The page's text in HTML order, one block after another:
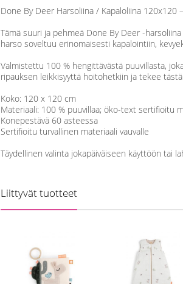
Done By Deer Harsoliina / Kapaloliina 120x120
Tämä suuri ja pehmeä Done By Deer -
harso soveltuu erinomaisesti kapalointiin,
Valmistettu 100 % hengittävästä puuvillasta,
ripauksen leikkisyyttä hoitohetkiin ja tekee
Koko: 120 x 120 cm
Materiaali: 100 % puuvillaa; öko-text sertifioitu
Konepestävä 60 asteessa
Sertifioitu turvallinen materiaali vauvalle
Täydellinen valinta jokapäiväiseen käyttöön tai
Liittyvät tuotteet